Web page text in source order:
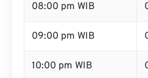
08:00 pm WIB
09:00 pm WIB
10:00 pm WIB